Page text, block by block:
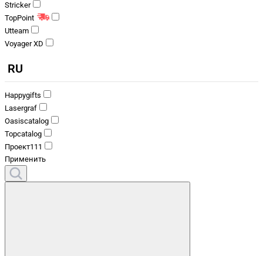
Stricker
TopPoint
Utteam
Voyager XD
RU
Happygifts
Lasergraf
Oasiscatalog
Topcatalog
Проект111
Применить